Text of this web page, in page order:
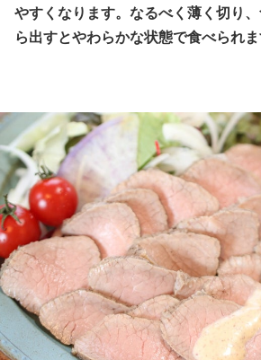
やすくなります。なるべく薄く切り
ら出すとやわらかな状態で食べられま